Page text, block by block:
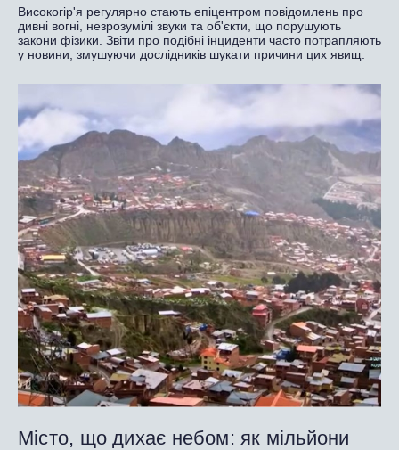
Високогір'я регулярно стають епіцентром повідомлень про
дивні вогні, незрозумілі звуки та об'єкти, що порушують
закони фізики. Звіти про подібні інциденти часто потрапляють
у новини, змушуючи дослідників шукати причини цих явищ.
Місто, що дихає небом: як мільйони